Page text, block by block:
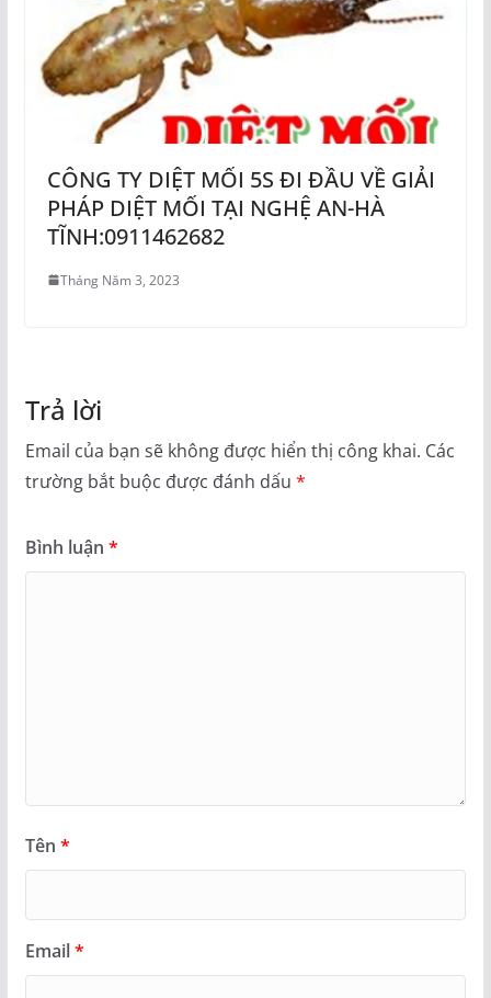
CÔNG TY DIỆT MỐI 5S ĐI ĐẦU VỀ GIẢI
PHÁP DIỆT MỐI TẠI NGHỆ AN-HÀ
TĨNH:0911462682
Tháng Năm 3, 2023
Trả lời
Email của bạn sẽ không được hiển thị công khai. Các
trường bắt buộc được đánh dấu *
Bình luận *
Tên *
Email*